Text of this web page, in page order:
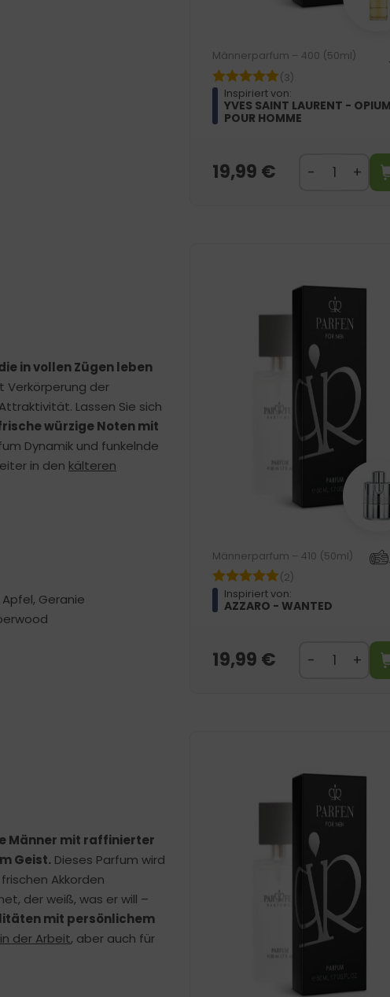
Männerparfum – 400 (50ml)
(3)
Inspiriert von:
YVES SAINT LAURENT - OPIUM
POUR HOMME
19,99 €
in vollen Zügen leben
Verkörperung der
Lassen Sie sich
würzige Noten mit
Dynamik und funkelnde
in den kälteren
Geranie
Männerparfum – 410 (50ml)
(2)
Inspiriert von:
AZZARO - WANTED
19,99 €
Männer mit raffinierter
Geist. Dieses Parfum wird
Akkorden
der weiß, was er will –
mit persönlichem
der Arbeit, aber auch für